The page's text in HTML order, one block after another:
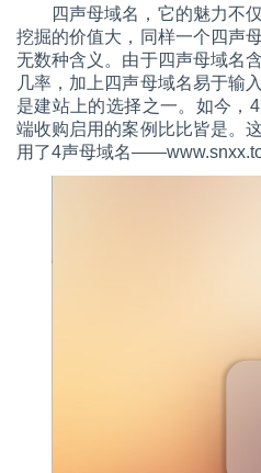
四声母域名，它的魅力不
挖掘的价值大，同样一个四声
无数种含义。由于四声母域名
几率 ，加上四声母域名易于输
是建站上的选择之一。如今，
端收购启用的案例比比皆是。
用了4声母域名